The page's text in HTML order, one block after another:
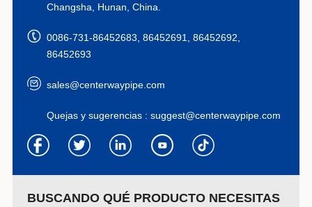
Changsha, Hunan, China.
0086-731-86452683, 86452691, 86452692,
86452693
sales@centerwaypipe.com
Quejas y sugerencias : suggest@centerwaypipe.com
BUSCANDO QUÉ PRODUCTO NECESITAS